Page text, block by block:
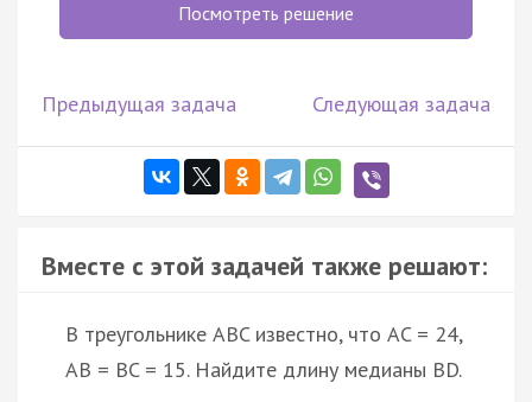
Посмотреть решение
Предыдущая задача Следующая задача
Вместе с этой задачей также решают:
В треугольнике ABC известно, что AC = 24,
AB = BC = 15. Найдите длину медианы BD.